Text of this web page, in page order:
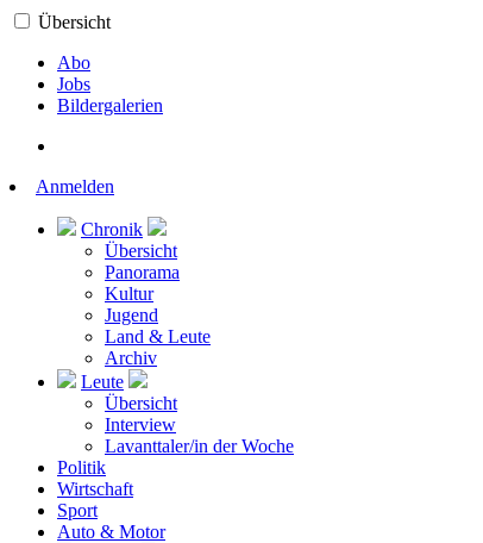
Übersicht
Abo
Jobs
Bildergalerien
Anmelden
Chronik
Übersicht
Panorama
Kultur
Jugend
Land & Leute
Archiv
Leute
Übersicht
Interview
Lavanttaler/in der Woche
Politik
Wirtschaft
Sport
Auto & Motor